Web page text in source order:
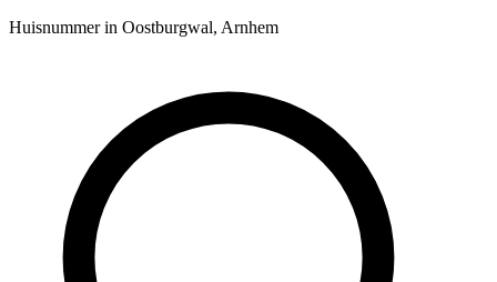
Huisnummer in Oostburgwal, Arnhem